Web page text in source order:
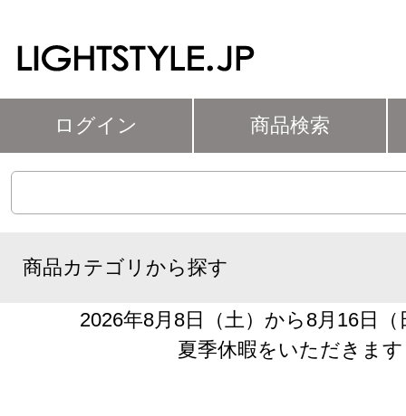
ログイン 商品検索
商品カテゴリから探す
2026年8月8日（土）から8月16日
夏季休暇をいただきます